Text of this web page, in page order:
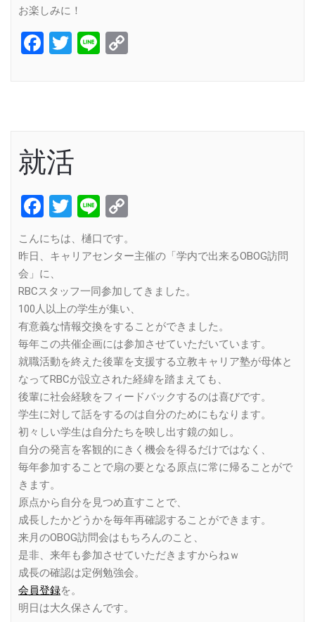
お楽しみに！
Facebook
Twitter
Line
就活
Facebook
Twitter
Line
こんにちは、樋口です。
昨日、キャリアセンター主催の「学内で出来るOBOG訪問
会」に、
RBCスタッフ一同参加してきました。
100人以上の学生が集い、
有意義な情報交換をすることができました。
毎年この共催企画には参加させていただいています。
就職活動を終えた後輩を支援する立教キャリア塾が母体と
なってRBCが設立された経緯を踏まえても、
後輩に社会経験をフィードバックするのは喜びです。
学生に対して話をするのは自分のためにもなります。
初々しい学生は自分たちを映し出す鏡の如し。
自分の発言を客観的にきく機会を得るだけではなく、
毎年参加することで扇の要となる原点に常に帰ることがで
きます。
原点から自分を見つめ直すことで、
成長したかどうかを毎年再確認することができます。
来月のOBOG訪問会はもちろんのこと、
是非、来年も参加させていただきますからねｗ
成長の確認は定例勉強会。
会員登録を。
明日は大久保さんです。